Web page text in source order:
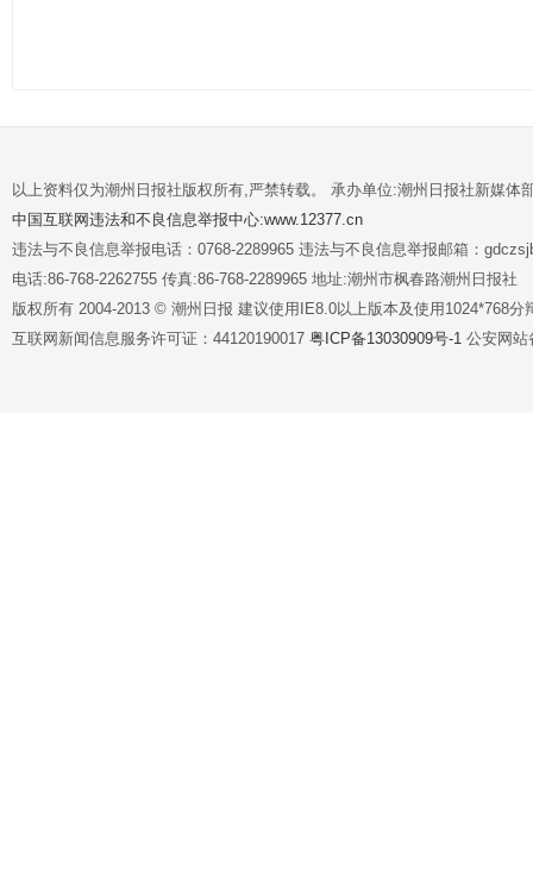
以上资料仅为潮州日报社版权所有,严禁转载。 承办单位:潮州日报社新媒体
中国互联网违法和不良信息举报中心:www.12377.cn
违法与不良信息举报电话：0768-2289965 违法与不良信息举报邮箱：
电话:86-768-2262755 传真:86-768-2289965 地址:潮州市枫春路潮州日报社
版权所有 2004-2013 © 潮州日报 建议使用IE8.0以上版本及使用1024*768分
互联网新闻信息服务许可证：44120190017 粤ICP备13030909号-1 公安网站